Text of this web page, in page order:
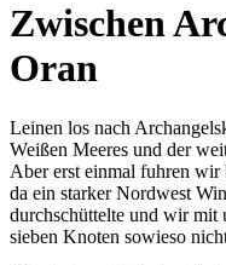
Zwischen
Oran
Leinen los nach
Weißen Meeres und der
Aber erst einmal fuhren
da ein starker Nordwest
durchschüttelte und wir mit
sieben Knoten sowieso